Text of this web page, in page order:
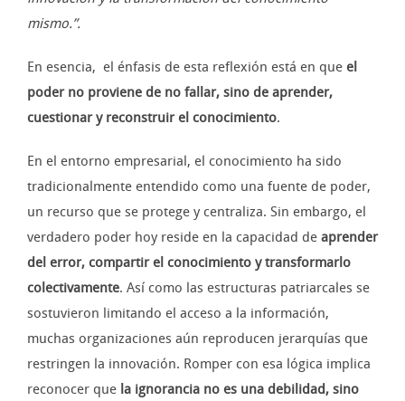
mismo.”.
En esencia, el énfasis de esta reflexión está en que el
poder no proviene de no fallar, sino de aprender,
cuestionar y reconstruir el conocimiento.
En el entorno empresarial, el conocimiento ha sido
tradicionalmente entendido como una fuente de poder,
un recurso que se protege y centraliza. Sin embargo, el
verdadero poder hoy reside en la capacidad de aprender
del error, compartir el conocimiento y transformarlo
colectivamente. Así como las estructuras patriarcales se
sostuvieron limitando el acceso a la información,
muchas organizaciones aún reproducen jerarquías que
restringen la innovación. Romper con esa lógica implica
reconocer que la ignorancia no es una debilidad, sino